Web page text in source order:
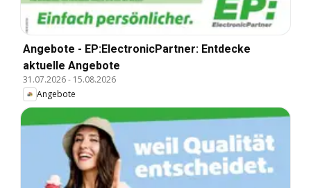
Angebote - EP:ElectronicPartner: Entdecke
aktuelle Angebote
31.07.2026- 15.08.2026
Angebote